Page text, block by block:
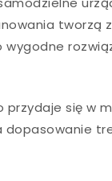
się w
dopasowanie